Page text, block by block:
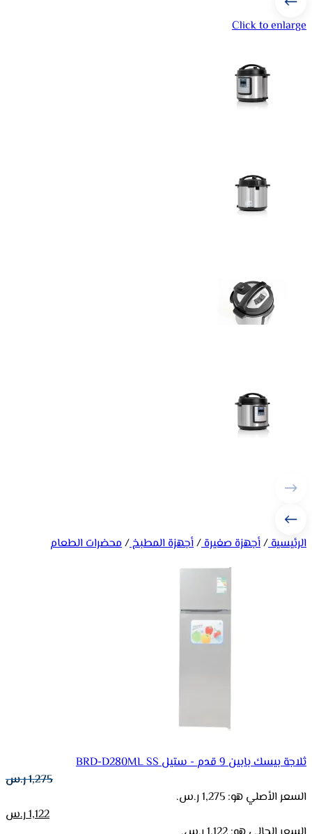
Click to enlarge
الرئيسية/أجهزة صغيرة/أجهزة المطبخ/محضرات الطعام
ثلاجة بيسك بابين 9 قدم - ستيل BRD-D280ML SS
1,275ر.س
السعر الأصلي هو: 1,275 ر.س.
1,122ر.س